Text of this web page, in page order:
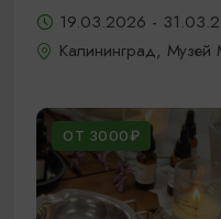
19.03.2026 -
Калининград, Музей
ОТ 3000₽